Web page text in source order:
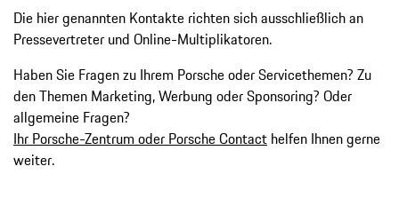
Die hier genannten Kontakte richten sich ausschließlich an
Pressevertreter und Online-Multiplikatoren.
Haben Sie Fragen zu Ihrem Porsche oder Servicethemen? Zu
den Themen Marketing, Werbung oder Sponsoring? Oder
allgemeine Fragen?
Ihr Porsche-Zentrum oder Porsche Contact helfen Ihnen gerne
weiter.